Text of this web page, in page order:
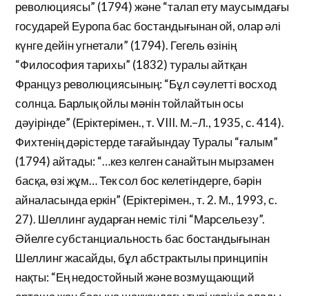
революциясы” (1794) және “талап ету маусымдағы
государей Еуропа бас бостандығынан ой, олар әлі
күнге дейін угнетали” (1794). Гегель өзінің
“Философия тарихы” (1832) туралы айтқан
Француз революциясының: “Бұл сәулетті восход
солнца. Барлық ойлы мәнін тойлайтын осы
дәуірінде” (Еріктерімен., т. VIII. М.–Л., 1935, с. 414).
Фихтенің дәрістерде тағайындау Туралы “ғалым”
(1794) айтады: “…кез келген санайтын мырзамен
басқа, өзі жұм… Тек сол бос келетіндерге, бәрін
айналасында еркін” (Еріктерімен., т. 2. М., 1993, с.
27). Шеллинг аударған неміс тілі “Марсельезу”.
Әйелге субстанциальность бас бостандығынан
Шеллинг жасайды, бұл абстрактылы принципін
нақты: “Ең недостойный және возмущающий